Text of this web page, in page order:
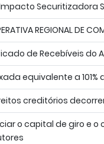
Securitizadora
REGIONAL DE
de Recebíveis do
equivalente a
creditórios
o capital de giro e